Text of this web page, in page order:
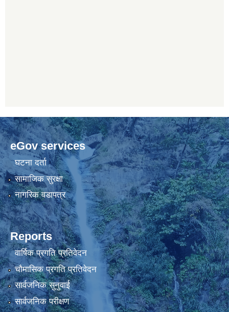
eGov services
घटना दर्ता
सामाजिक सुरक्षा
नागरिक वडापत्र
Reports
वार्षिक प्रगति प्रतिवेदन
चौमासिक प्रगति प्रतिवेदन
सार्वजनिक सुनुवाई
सार्वजनिक परीक्षण